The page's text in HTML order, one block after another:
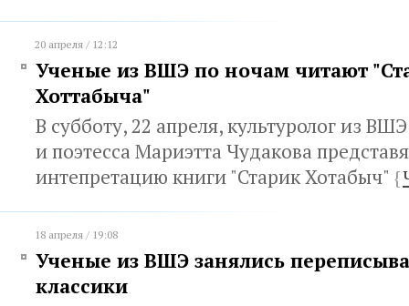
20 апреля / 12:12
Ученые из ВШЭ по ночам читают
Хоттабыча"
В субботу, 22 апреля, культуролог из
и поэтесса Мариэтта Чудакова
интепретацию книги "Старик Хотабыч" {
18 апреля / 19:08
Ученые из ВШЭ занялись
классики